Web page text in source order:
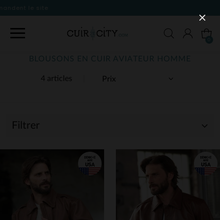
4 articles
BLOUSONS EN CUIR AVIATEUR HOMME
Filtrer